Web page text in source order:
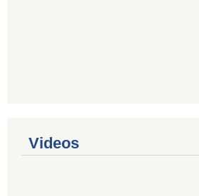
Videos